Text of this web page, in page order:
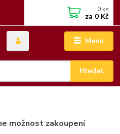
Menu
Hledat
0 ks
za 0 Kč
možnost zakoupení